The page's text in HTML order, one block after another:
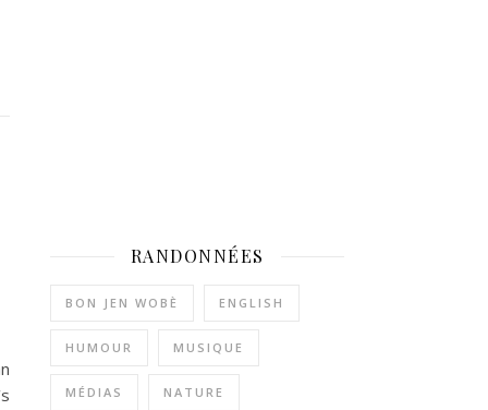
RANDONNÉES
BON JEN WOBÈ ENGLISH
HUMOUR MUSIQUE
MÉDIAS NATURE